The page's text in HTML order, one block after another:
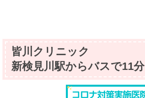
皆川クリニック
新検見川駅からバスで11分